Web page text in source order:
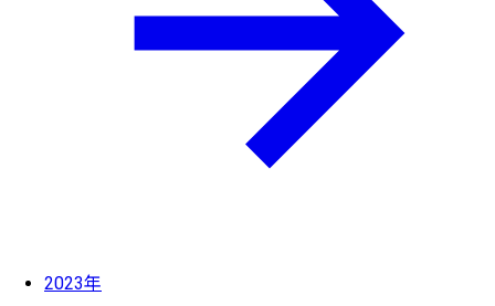
2023年